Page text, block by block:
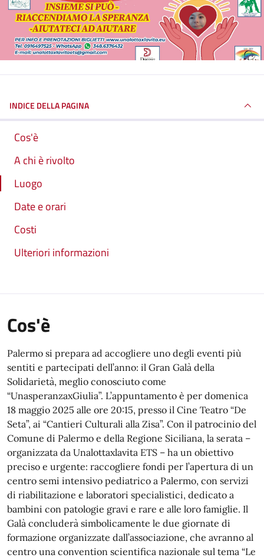
INDICE DELLA PAGINA
Cos'è
A chi è rivolto
Luogo
Date e orari
Costi
Ulteriori informazioni
Cos'è
Palermo si prepara ad accogliere uno degli eventi più
sentiti e partecipati dell’anno: il Gran Galà della
Solidarietà, meglio conosciuto come
“UnasperanzaxGiulia”. L’appuntamento è per domenica
18 maggio 2025 alle ore 20:15, presso il Cine Teatro “De
Seta”, ai “Cantieri Culturali alla Zisa”. Con il patrocinio del
Comune di Palermo e della Regione Siciliana, la serata –
organizzata da Unalottaxlavita ETS – ha un obiettivo
preciso e urgente: raccogliere fondi per l’apertura di un
centro semi intensivo pediatrico a Palermo, con servizi
di riabilitazione e laboratori specialistici, dedicato a
bambini con patologie gravi e rare e alle loro famiglie. Il
Galà concluderà simbolicamente le due giornate di
formazione organizzate dall’associazione, che avranno al
centro una convention scientifica nazionale sul tema “Le